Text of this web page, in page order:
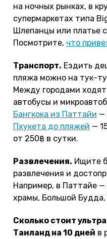
на ночных рынках, в
супермаркетах типа
Шлепанцы или платье
Посмотрите, что
Транспорт. Ездить
пляжа можно на тук-
Между городами
автобусы и
Бангкока из Паттайи —
Пхукета до пляжей —
от 250฿ в сутки.
Развлечения. Ищите
развлечения и
Например, в Паттайе
храмы, Большой
Сколько стоит
Таиланд на 10 дней в